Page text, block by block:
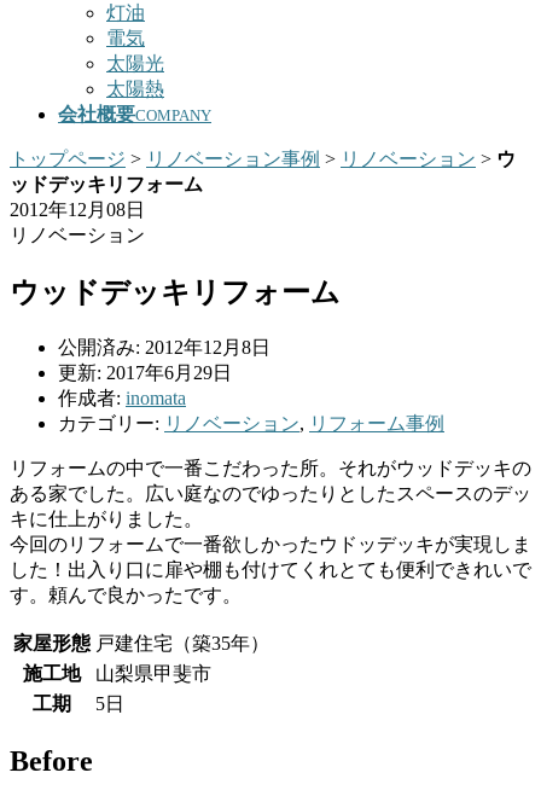
灯油
電気
太陽光
太陽熱
会社概要COMPANY
トップページ > リノベーション事例 > リノベーション > ウ
ッドデッキリフォーム
2012年12月08日
リノベーション
ウッドデッキリフォーム
公開済み: 2012年12月8日
更新: 2017年6月29日
作成者: inomata
カテゴリー: リノベーション, リフォーム事例
リフォームの中で一番こだわった所。それがウッドデッキの
ある家でした。広い庭なのでゆったりとしたスペースのデッ
キに仕上がりました。
今回のリフォームで一番欲しかったウドッデッキが実現しま
した！出入り口に扉や棚も付けてくれとても便利できれいで
す。頼んで良かったです。
家屋形態 戸建住宅（築35年）
施工地
山梨県甲斐市
工期
5日
Before